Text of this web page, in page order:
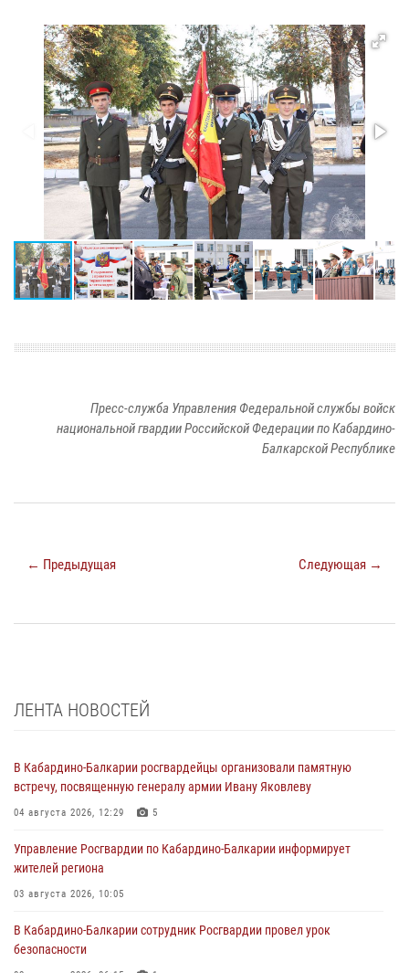
Пресс-служба Управления Федеральной службы войск
национальной гвардии Российской Федерации по Кабардино-
Балкарской Республике
← Предыдущая Следующая →
ЛЕНТА НОВОСТЕЙ
В Кабардино-Балкарии росгвардейцы организовали памятную
встречу, посвященную генералу армии Ивану Яковлеву
04 августа 2026, 12:29 5
Управление Росгвардии по Кабардино-Балкарии информирует
жителей региона
03 августа 2026, 10:05
В Кабардино‑Балкарии сотрудник Росгвардии провел урок
безопасности